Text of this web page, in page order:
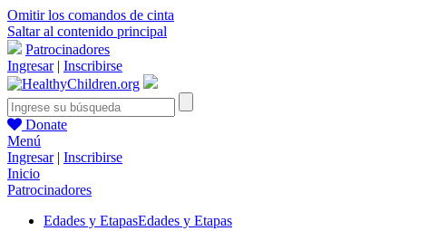
Omitir los comandos de cinta
Saltar al contenido principal
Patrocinadores
Ingresar| Inscribirse
Donate
Menú
Ingresar| Inscribirse
Inicio
Patrocinadores
Edades y EtapasEdades y Etapas